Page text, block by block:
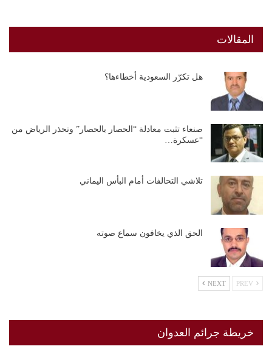
المقالات
هل تكرّر السعودية أخطاءها؟
صنعاء تثبت معادلة “الحصار بالحصار” وتحذر الرياض من
“عسكرة…
تلاشي التحالفات أمام البأس اليماني
الحق الذي يخافون سماع صوته
NEXT
خريطة جرائم العدوان